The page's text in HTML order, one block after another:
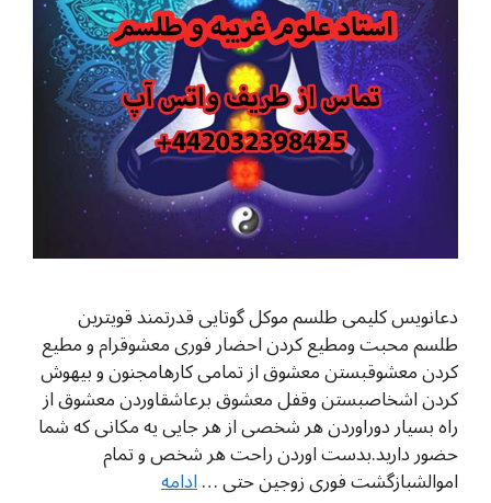
دعانویس کلیمی طلسم موکل گوتایی قدرتمند قویترین
طلسم محبت ومطیع کردن احضار فوری معشوقرام و مطیع
کردن معشوقبستن معشوق از تمامی کارهامجنون و بیهوش
کردن اشخاصبستن وقفل معشوق برعاشقاوردن معشوق از
راه بسیار دوراوردن هر شخصی از هر جایی یه مکانی که شما
حضور دارید.بدست اوردن راحت هر شخص و تمام
اموالشبازگشت فوری زوجین حتی …ادامه